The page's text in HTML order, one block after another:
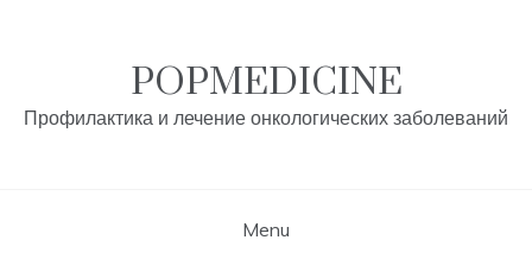
POPMEDICINE
Профилактика и лечение онкологических заболеваний
Menu